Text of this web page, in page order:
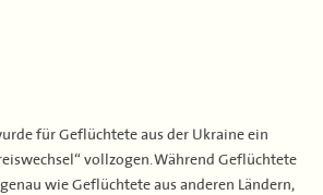
für Geflüchtete aus der Ukraine ein
vollzogen. Während Geflüchtete
wie Geflüchtete aus anderen Ländern,